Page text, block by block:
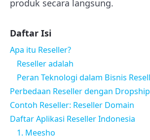
produk secara langsung.
Daftar Isi
Apa itu Reseller?
Reseller adalah
Peran Teknologi dalam Bisnis
Perbedaan Reseller dengan
Contoh Reseller: Reseller Domain
Daftar Aplikasi Reseller Indonesia
1. Meesho